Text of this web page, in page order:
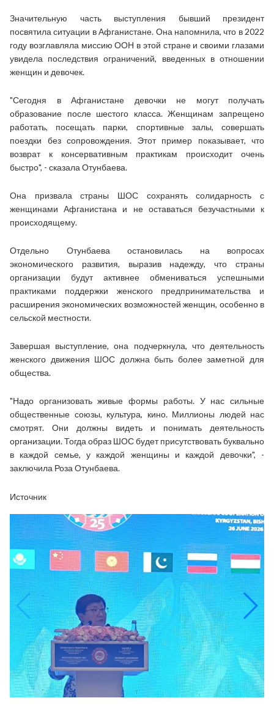
Значительную часть выступления бывший президент
посвятила ситуации в Афганистане. Она напомнила, что в 2022
году возглавляла миссию ООН в этой стране и своими глазами
увидела последствия ограничений, введенных в отношении
женщин и девочек.
"Сегодня в Афганистане девочки не могут получать
образование после шестого класса. Женщинам запрещено
работать, посещать парки, спортивные залы, совершать
поездки без сопровождения. Этот пример показывает, что
возврат к консервативным практикам происходит очень
быстро", - сказала Отунбаева.
Она призвала страны ШОС сохранять солидарность с
женщинами Афганистана и не оставаться безучастными к
происходящему.
Отдельно Отунбаева остановилась на вопросах
экономического развития, выразив надежду, что страны
организации будут активнее обмениваться успешными
практиками поддержки женского предпринимательства и
расширения экономических возможностей женщин, особенно в
сельской местности.
Завершая выступление, она подчеркнула, что деятельность
женского движения ШОС должна быть более заметной для
общества.
"Надо организовать живые формы работы. У нас сильные
общественные союзы, культура, кино. Миллионы людей нас
смотрят. Они должны видеть и понимать деятельность
организации. Тогда образ ШОС будет присутствовать буквально
в каждой семье, у каждой женщины и каждой девочки", -
заключила Роза Отунбаева.
Источник